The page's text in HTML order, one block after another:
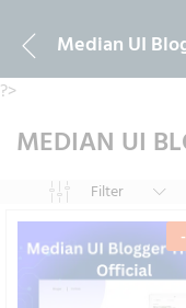
Median UI
?>
MEDIAN UI
Filter
-